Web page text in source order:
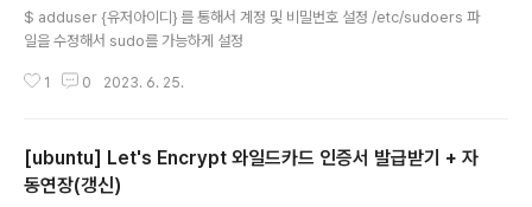
bles To fix the Docker and UFW security flaw ..
$ adduser {유저아이디} 를 통해서 계정 및 비밀번호 설정 /etc/sudoers 파
일을 수정해서 sudo를 가능하게 설정
1 0 2023. 6. 25.
[ubuntu] Let's Encrypt 와일드카드 인증서 발급받기 + 자
동연장(갱신)